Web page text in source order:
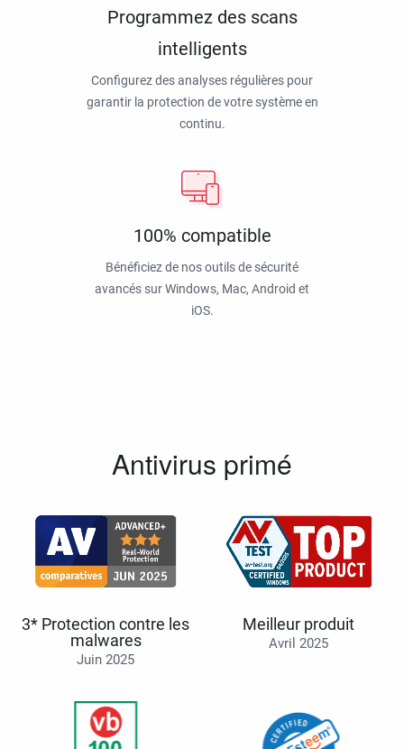
Programmez des scans
intelligents
Configurez des analyses régulières pour
garantir la protection de votre système en
continu.
100% compatible
Bénéficiez de nos outils de sécurité
avancés sur Windows, Mac, Android et
iOS.
Antivirus primé
3* Protection contre les
malwares
Juin 2025
Meilleur produit
Avril 2025